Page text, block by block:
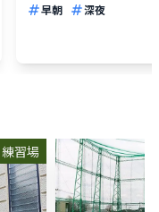
早朝
深夜
練習場